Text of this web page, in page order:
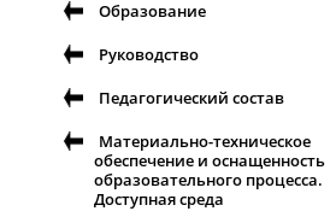
Образование
Руководство
Педагогический состав
Материально-техническое
обеспечение и оснащенность
образовательного процесса.
Доступная среда